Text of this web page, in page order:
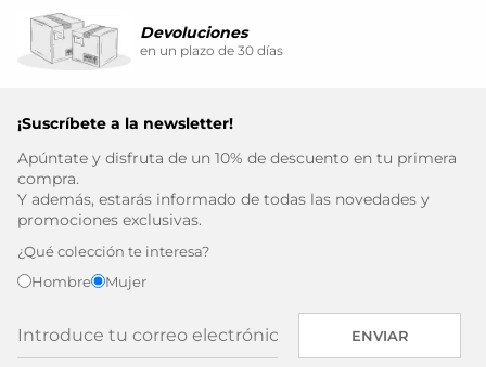
Devoluciones
en un plazo de 30 días
¡Suscríbete a la newsletter!
Apúntate y disfruta de un 10% de descuento en tu primera
compra.
Y además, estarás informado de todas las novedades y
promociones exclusivas.
¿Qué colección te interesa?
Hombre
Mujer
ENVIAR